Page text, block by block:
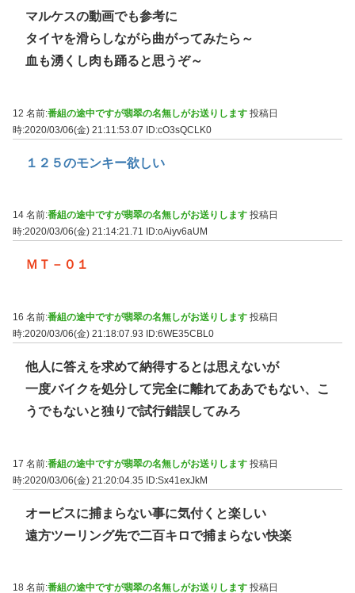
マルケスの動画でも参考に
タイヤを滑らしながら曲がってみたら～
血も湧くし肉も踊ると思うぞ～
12 名前:番組の途中ですが翡翠の名無しがお送りします 投稿日
時:2020/03/06(金) 21:11:53.07 ID:cO3sQCLK0
１２５のモンキー欲しい
14 名前:番組の途中ですが翡翠の名無しがお送りします 投稿日
時:2020/03/06(金) 21:14:21.71
ID:oAiyv6aUM
ＭＴ－０１
16 名前:番組の途中ですが翡翠の名無しがお送りします 投稿日
時:2020/03/06(金) 21:18:07.93
ID:6WE35CBL0
他人に答えを求めて納得するとは思えないが
一度バイクを処分して完全に離れてああでもない、こ
うでもないと独りで試行錯誤してみろ
17 名前:番組の途中ですが翡翠の名無しがお送りします 投稿日
時:2020/03/06(金) 21:20:04.35 ID:Sx41exJkM
オービスに捕まらない事に気付くと楽しい
遠方ツーリング先で二百キロで捕まらない快楽
18 名前:番組の途中ですが翡翠の名無しがお送りします 投稿日